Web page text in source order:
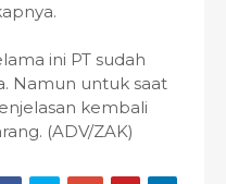
ini PT sudah
Namun untuk saat
kembali
(ADV/ZAK)